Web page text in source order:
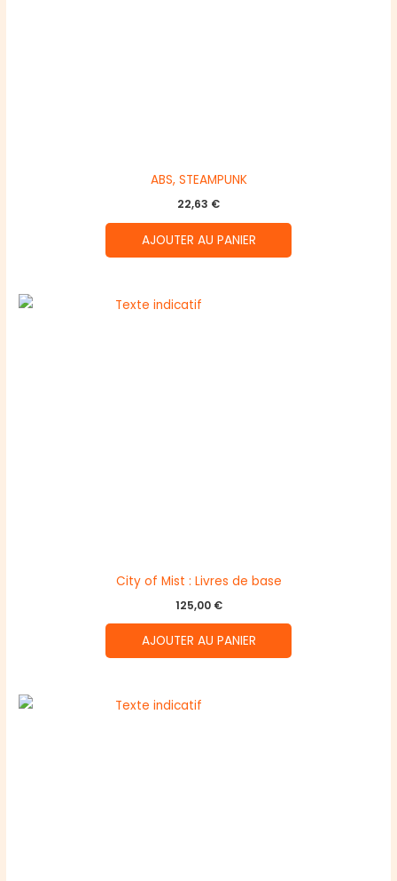
ABS, STEAMPUNK
22,63 €
AJOUTER AU PANIER
City of Mist : Livres de base
125,00 €
AJOUTER AU PANIER